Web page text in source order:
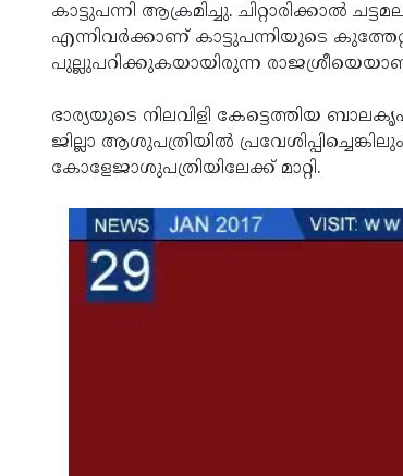
കാട്ടുപന്നി ആക്രമിച്ചു. ചിറ്റാരിക്കാല്‍
എന്നിവര്‍ക്കാണ് കാട്ടുപന്നിയുടെ
പുല്ലുപറിക്കുകയായിരുന്ന
ഭാര്യയുടെ നിലവിളി കേട്ടെത്തിയ
ജില്ലാ ആശുപത്രിയില്‍
കോളേജാശുപത്രിയിലേക്ക് മാറ്റി.